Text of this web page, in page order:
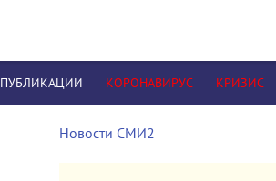
ПУБЛИКАЦИИ КОРОНАВИРУС КРИЗИС
Новости СМИ2